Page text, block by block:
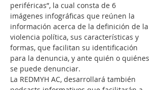
periféricas”, la cual consta de 6
imágenes infográficas que reúnen la
información acerca de la definición de la
violencia política, sus características y
formas, que facilitan su identificación
para la denuncia, y ante quién o quiénes
se puede denunciar.
La REDMYH AC, desarrollará también